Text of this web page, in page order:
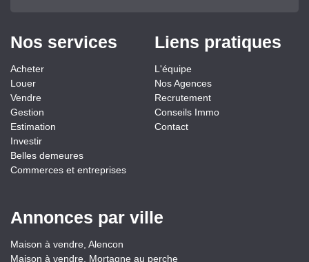
Nos services
Acheter
Louer
Vendre
Gestion
Estimation
Investir
Belles demeures
Commerces et entreprises
Liens pratiques
L'équipe
Nos Agences
Recrutement
Conseils Immo
Contact
Annonces par ville
Maison à vendre, Alencon
Maison à vendre, Mortagne au perche